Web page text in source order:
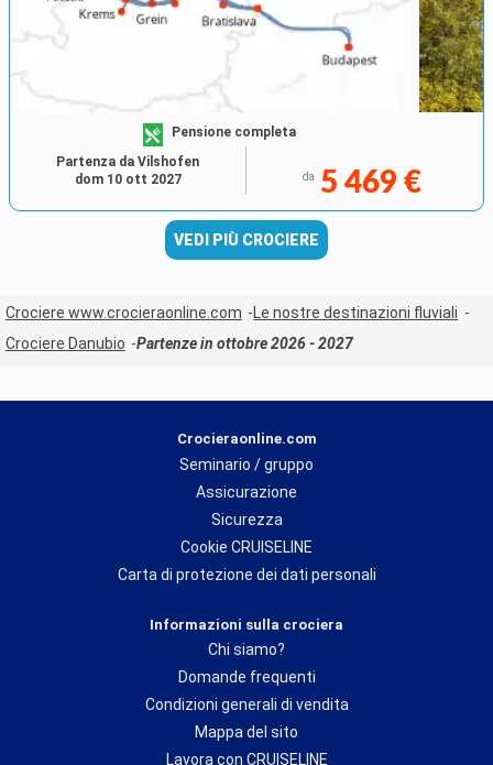
Pensione completa
da 5 469 €
Partenza da Vilshofen
dom 10 ott 2027
VEDI PIÙ CROCIERE
Crociere www.crocieraonline.com
Le nostre destinazioni fluviali
Crociere Danubio
Partenze in ottobre 2026 - 2027
Crocieraonline.com
Seminario / gruppo
Assicurazione
Sicurezza
Cookie CRUISELINE
Carta di protezione dei dati personali
Informazioni sulla crociera
Chi siamo?
Domande frequenti
Condizioni generali di vendita
Mappa del sito
Lavora con CRUISELINE